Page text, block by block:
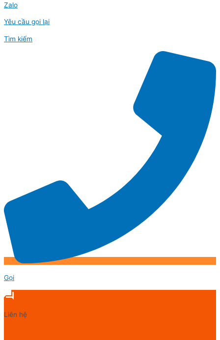
Zalo
Yêu cầu gọi lại
Tìm kiếm
Gọi
Liên hệ